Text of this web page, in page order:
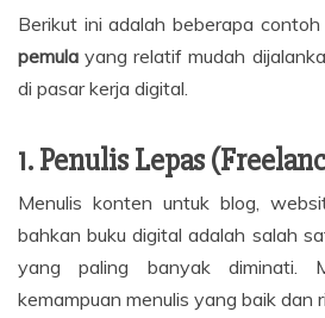
Berikut ini adalah beberapa contoh
pemula yang relatif mudah
di pasar kerja digital.
1. Penulis Lepas
Menulis konten untuk blog,
bahkan buku digital adalah salah
yang paling banyak diminati.
kemampuan menulis yang baik dan